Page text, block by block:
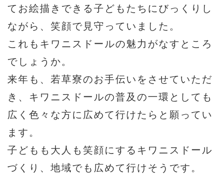
てお絵描きできる子どもたちにびっくりし
ながら、笑顔で見守っていました。
これもキワニスドールの魅力がなすところ
でしょうか。
来年も、若草寮のお手伝いをさせていただ
き、キワニスドールの普及の一環としても
広く色々な方に広めて行けたらと願ってい
ます。
子どもも大人も笑顔にするキワニスドール
づくり、地域でも広めて行けそうです。